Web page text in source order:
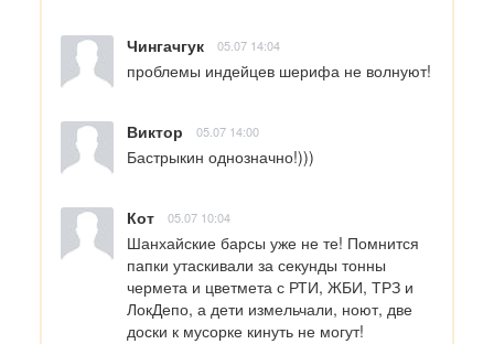
Чингачгук 05.07 14:04
проблемы индейцев шерифа не волнуют!
Виктор 05.07 14:00
Бастрыкин однозначно!)))
Кот 05.07 10:04
Шанхайские барсы уже не те! Помнится
папки утаскивали за секунды тонны
чермета и цветмета с РТИ, ЖБИ, ТРЗ и
ЛокДепо, а дети измельчали, ноют, две
доски к мусорке кинуть не могут!